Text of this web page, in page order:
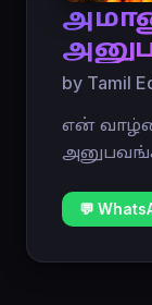
by Tamil
என்
💬